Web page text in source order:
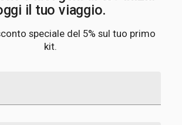
il tuo viaggio.
speciale del 5% sul tuo primo
kit.